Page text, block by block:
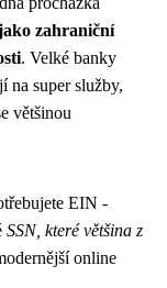
zahraniční
. Velké banky
na super služby,
většinou
EIN -
SSN, které většina z
online